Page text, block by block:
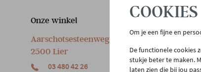
Onze winkel
Aarschotsesteenweg 151
2500 Lier
03 480 42 26
Om je een fijne en
De functionele cookies
stukje beter te maken.
laten zien die bij jou